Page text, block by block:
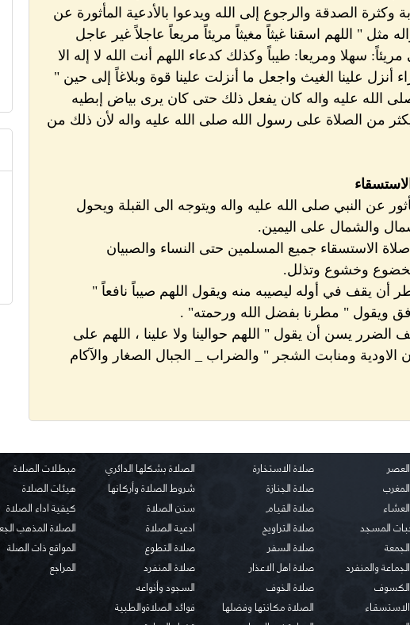
وكثرة الصدقة والرجوع إلى الله ويدعوا بالأدعية المأثورة عن
مثل " اللهم اسقنا غيثاً مغيثاً مريئاً مريعاً عاجلاً غير عاجل
سهلا ومريعا: طيباً وكذلك كدعاء اللهم أنت الله لا إله الا
أنزل علينا الغيث واجعل ما أنزلت علينا قوة وبلاغاً إلى حين "
صلى الله عليه واله كان يفعل ذلك حتى كان يرى بياض إبطيه
من الصلاة على رسول الله صلى الله عليه واله لأن ذلك من
عن النبي صلى الله عليه واله ويتوجه الى القبلة ويحول
والشمال على اليمين.
ويقول " مطرنا بفضل الله ورحمته" .
الضرر يسن أن يقول " اللهم حوالينا ولا علينا ، اللهم على
الاودية ومنابت الشجر " والضراب _ الجبال الصغار والآكام
المسجد
والمنفرد
صلاة الاستخارة
صلاة الجنازة
صلاة القيام
صلاة التراويح
صلاة السفر
صلاة اهل الاعذار
صلاة الخوف
الصلاة مكانتها وفضلها
الصلاة بشكلها الدائري
شروط الصلاة وأركانها
سنن الصلاة
ادعية الصلاة
صلاة التطوع
صلاة المنفرد
السجود وأنواعه
فوائد الصلاةوالطبية
مبطلات الصلاة
هيئات الصلاة
كيفية اداء الصلاة
الصلاة المذهب
المواقع ذات الصلة
المراجع